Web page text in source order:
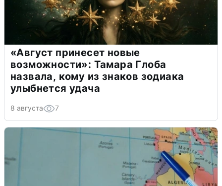
«Август принесет новые
возможности»: Тамара Глоба
назвала, кому из знаков зодиака
улыбнется удача
8 августа 7